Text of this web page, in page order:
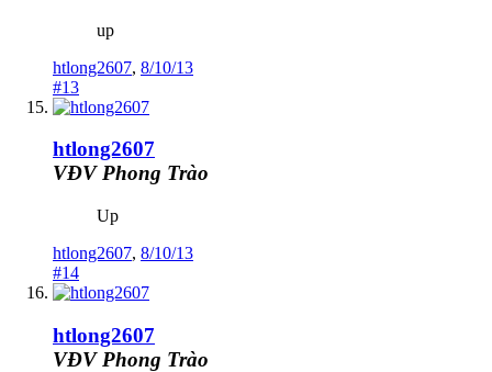
up
htlong2607, 8/10/13
#13
htlong2607
VĐV Phong Trào
Up
htlong2607, 8/10/13
#14
htlong2607
VĐV Phong Trào